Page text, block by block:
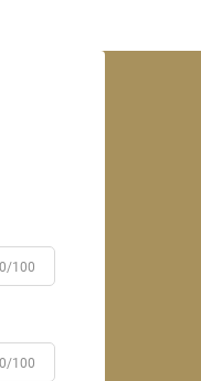
0/100
0/100